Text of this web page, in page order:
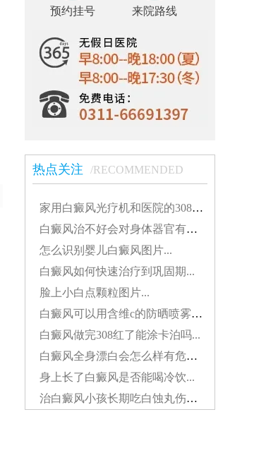
预约挂号 来院路线
热点关注 /RECOMMENDED
家用白癜风光疗机和医院的308有什么不同...
白癜风治不好会对身体器官有影响吗...
怎么识别婴儿白癜风图片...
白癜风如何快速治疗到巩固期...
脸上小白点颗粒图片...
白癜风可以用含维c的防晒喷雾吗...
白癜风做完308红了能涂卡泊吗...
白癜风全身漂白会怎么样有危害吗...
身上长了白癜风是否能喝冷饮...
治白癜风小孩长期吃白蚀丸伤肝吗...